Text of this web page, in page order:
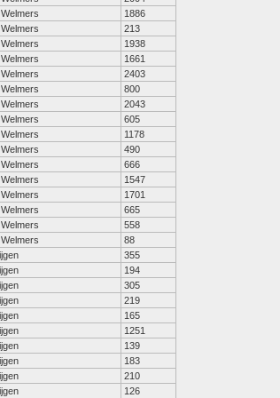
1886
213
1938
1661
2403
800
2043
605
1178
490
666
1547
1701
665
558
88
355
194
305
219
165
1251
139
183
210
126